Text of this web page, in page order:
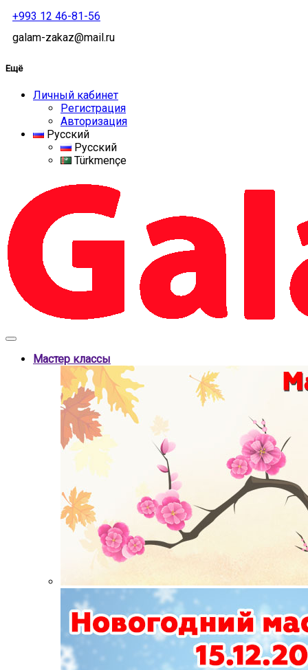
+993 12 46-81-56
galam-zakaz@mail.ru
Ещё
Личный кабинет
Регистрация
Авторизация
Русский
Русский
Türkmençe
Мастер классы